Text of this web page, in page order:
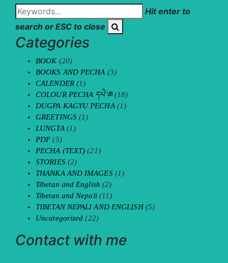
Hit enter to
search or ESC to close
Categories
BOOK(20)
BOOKS AND PECHA (3)
CALENDER(1)
COLOUR PECHA དཔེ་ཆ(18)
DUGPA KAGYU PECHA (1)
GREETINGS(1)
LUNGTA (1)
PDF(5)
PECHA (TEXT) (21)
STORIES(2)
THANKA AND IMAGES(1)
Tibetan and English (2)
Tibetan and Nepali(11)
TIBETAN NEPALI AND ENGLISH(5)
Uncategorized (22)
Contact with me